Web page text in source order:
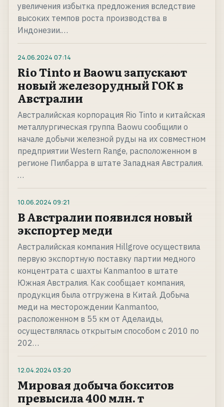
увеличения избытка предложения вследствие
высоких темпов роста производства в
Индонезии.…
24.06.2024 07:14
Rio Tinto и Baowu запускают
новый железорудный ГОК в
Австралии
Австралийская корпорация Rio Tinto и китайская
металлургическая группа Baowu сообщили о
начале добычи железной руды на их совместном
предприятии Western Range, расположенном в
регионе Пилбарра в штате Западная Австралия.
…
10.06.2024 09:21
В Австралии появился новый
экспортер меди
Австралийская компания Hillgrove осуществила
первую экспортную поставку партии медного
концентрата с шахты Kanmantoo в штате
Южная Австралия. Как сообщает компания,
продукция была отгружена в Китай. Добыча
меди на месторождении Kanmantoo,
расположенном в 55 км от Аделаиды,
осуществлялась открытым способом с 2010 по
202…
12.04.2024 03:20
Мировая добыча бокситов
превысила 400 млн. т